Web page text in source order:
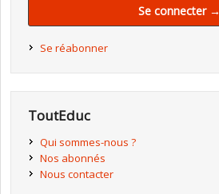
Se connecter →
Se réabonner
ToutEduc
Qui sommes-nous ?
Nos abonnés
Nous contacter